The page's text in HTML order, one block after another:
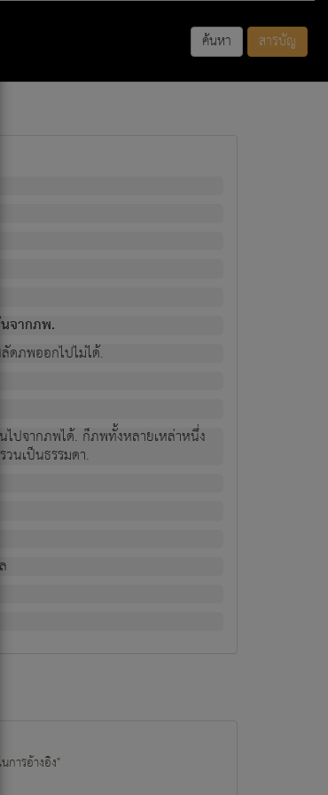
ค้นหา สารบัญ
จากภพ.
ดภพออกไปไม่ได้.
ปจากภพได้. ก็ภพทั้งหลายเหล่าหนึ่ง
นเป็นธรรมดา.
ารอ้างอิง"